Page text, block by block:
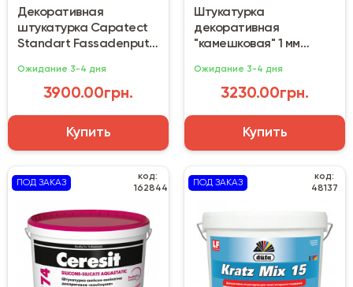
Декоративная
штукатурка Capatect
Standart Fassadenputz
Ожидание 3-4 дня
3900.00грн.
Купить
Штукатурка
декоративная
"камешковая" 1 мм
база
Ожидание 3-4 дня
3230.00грн.
Купить
ПОД ЗАКАЗ
код:
162844
ПОД ЗАКАЗ
код:
48137